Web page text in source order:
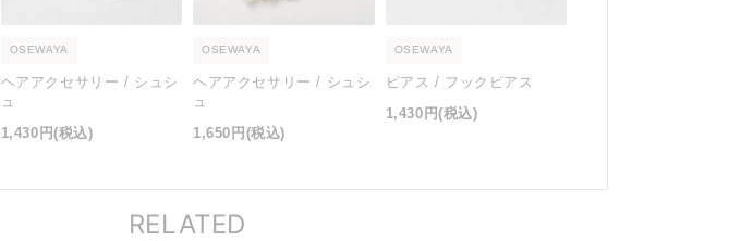
OSEWAYA
ヘアアクセサリー / シュシ
ュ
1,430円(税込)
OSEWAYA
ヘアアクセサリー / シュシ
ュ
1,650円 (税込)
OSEWAYA
ピアス / フックピアス
1,430円(税込)
RELATED